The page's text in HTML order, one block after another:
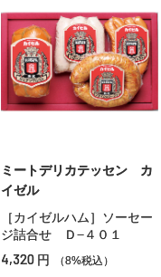
ミートデリカテッセン カ
イゼル
［カイゼルハム］ソーセー
ジ詰合せ Ｄ−４０１
4,320 円 （8%税込）